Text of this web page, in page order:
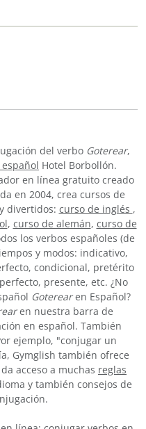
del verbo Goterear,
Hotel Borbollón.
en línea gratuito creado
en 2004, crea cursos de
divertidos: curso de inglés ,
, curso de alemán, curso de
los verbos españoles (de
y modos: indicativo,
condicional, pretérito
presente, etc. ¿No
Goterearen Español?
en nuestra barra de
en español. También
ejemplo, "conjugar un
Gymglish también ofrece
acceso a muchas reglas
y también consejos de